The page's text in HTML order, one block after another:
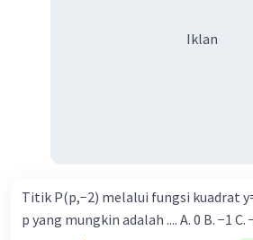
Iklan
Titik P(p,−2) melalui fungsi kuadrat
p yang mungkin adalah .... A. 0 B. −1 C.